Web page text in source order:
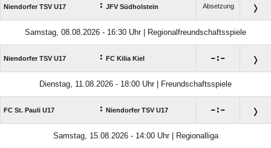
Niendorfer TSV U17 : JFV Südholstein Absetzung
Samstag, 08.08.2026 - 16:30 Uhr | Regionalfreundschaftsspiele
Niendorfer TSV U17 : FC Kilia Kiel :
Dienstag, 11.08.2026 - 18:00 Uhr | Freundschaftsspiele
FC St. Pauli U17 : Niendorfer TSV U17 :
Samstag, 15.08.2026 - 14:00 Uhr | Regionalliga